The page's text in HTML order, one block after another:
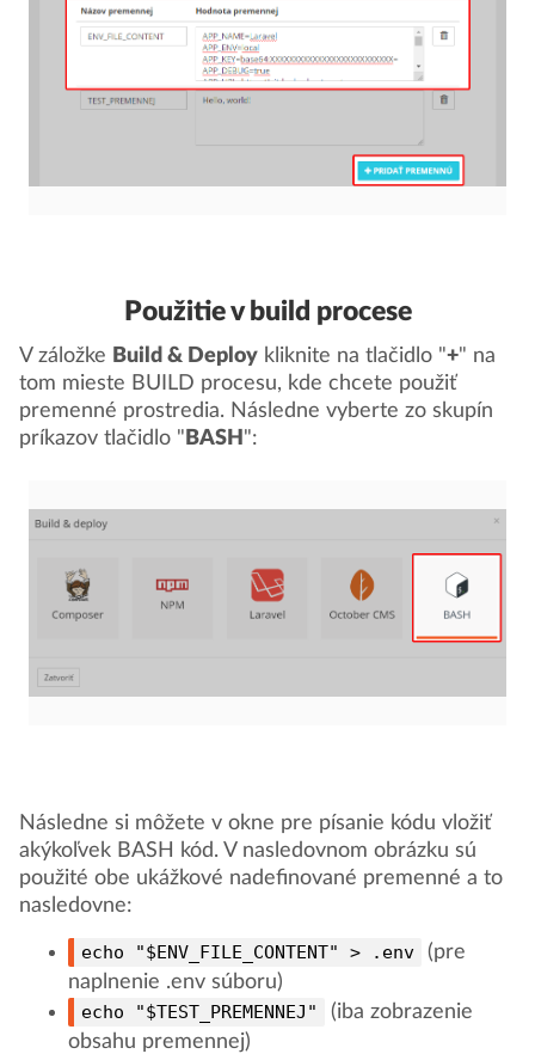
Použitie v build procese
V záložke Build & Deploy kliknite na tlačidlo "+" na
tom mieste BUILD procesu, kde chcete použiť
premenné prostredia. Následne vyberte zo skupín
príkazov tlačidlo " BASH ":
Následne si môžete v okne pre písanie kódu vložiť
akýkoľvek BASH kód. V nasledovnom obrázku sú
použité obe ukážkové nadefinované premenné a to
nasledovne:
echo "$ENV_FILE_CONTENT" > .env
(pre
naplnenie .env súboru)
echo "$TEST_PREMENNEJ"
(iba zobrazenie
obsahu premennej)